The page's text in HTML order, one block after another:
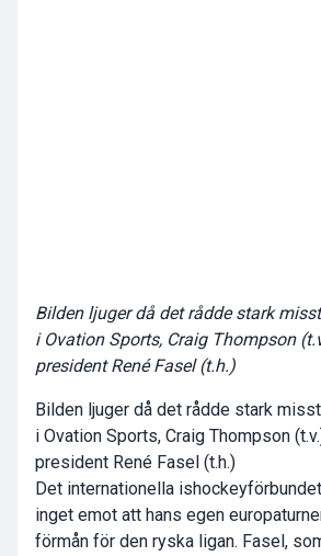
Bilden ljuger då det rådde stark
i Ovation Sports, Craig Thompson
president René Fasel (t.h.)
Bilden ljuger då det rådde stark
i Ovation Sports, Craig Thompson
president René Fasel (t.h.)
Det internationella
inget emot att hans egen
förmån för den ryska ligan. Fasel,